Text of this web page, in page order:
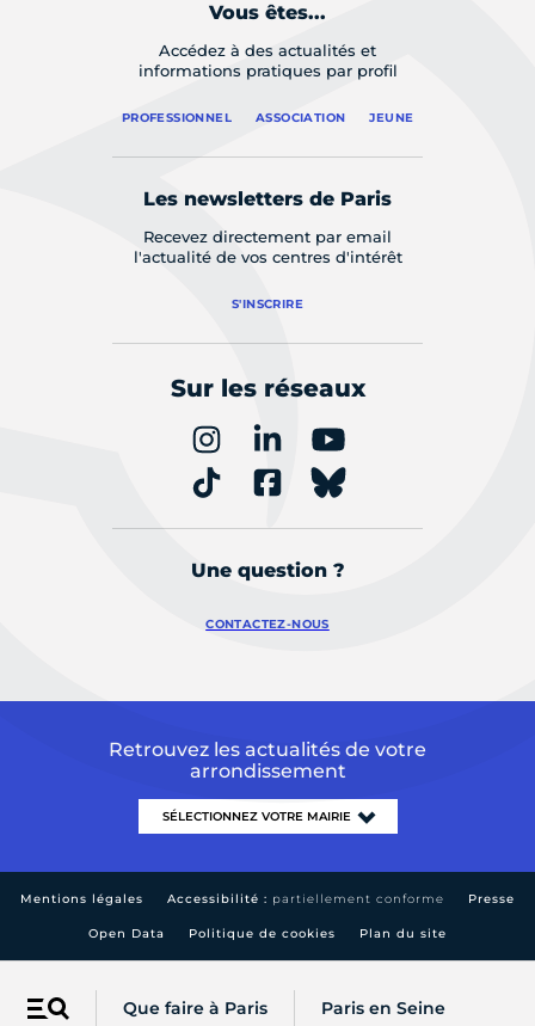
Menu Que faire à Paris Paris en Seine
Vous êtes...
Accédez à des actualités et
informations pratiques par profil
PROFESSIONNEL ASSOCIATION JEUNE
Les newsletters de Paris
Recevez directement par email
l'actualité de vos centres d'intérêt
S'INSCRIRE
Sur les réseaux
Une question ?
CONTACTEZ-NOUS
Retrouvez les actualités de votre
arrondissement
Mentions légales Accessibilité : partiellement conforme Presse
Open Data Politique de cookies Plan du site